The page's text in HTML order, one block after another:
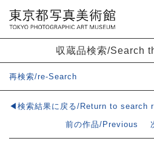
収蔵品検索/Search
再検索/re-Search
◀検索結果に戻る/Return to search
前の作品/Previous